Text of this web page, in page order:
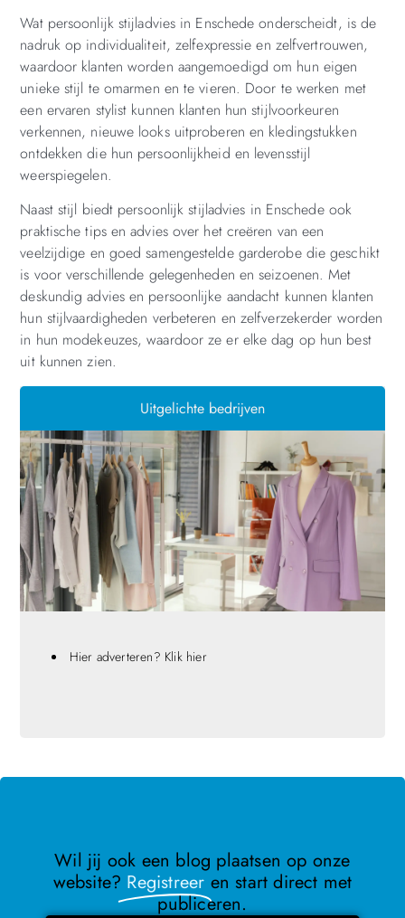
Uitgelichte bedrijven
Hier adverteren? Klik hier
Wat persoonlijk stijladvies in Enschede onderscheidt, is de
nadruk op individualiteit, zelfexpressie en zelfvertrouwen,
waardoor klanten worden aangemoedigd om hun eigen
unieke stijl te omarmen en te vieren. Door te werken met
een ervaren stylist kunnen klanten hun stijlvoorkeuren
verkennen, nieuwe looks uitproberen en kledingstukken
ontdekken die hun persoonlijkheid en levensstijl
weerspiegelen.
Naast stijl biedt persoonlijk stijladvies in Enschede ook
praktische tips en advies over het creëren van een
veelzijdige en goed samengestelde garderobe die geschikt
is voor verschillende gelegenheden en seizoenen. Met
deskundig advies en persoonlijke aandacht kunnen klanten
hun stijlvaardigheden verbeteren en zelfverzekerder worden
in hun modekeuzes, waardoor ze er elke dag op hun best
uit kunnen zien.
Wil jij ook een blog plaatsen op onze
website? Registreer en start direct met
publiceren.